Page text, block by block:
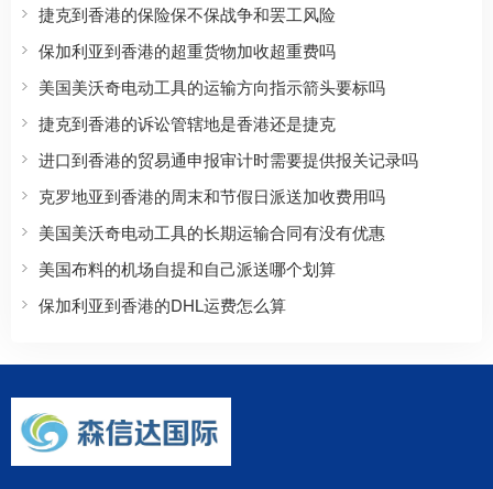
捷克到香港的保险保不保战争和罢工风险
保加利亚到香港的超重货物加收超重费吗
美国美沃奇电动工具的运输方向指示箭头要标吗
捷克到香港的诉讼管辖地是香港还是捷克
进口到香港的贸易通申报审计时需要提供报关记录吗
克罗地亚到香港的周末和节假日派送加收费用吗
美国美沃奇电动工具的长期运输合同有没有优惠
美国布料的机场自提和自己派送哪个划算
保加利亚到香港的DHL运费怎么算